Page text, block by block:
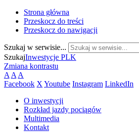
Strona główna
Przeskocz do treści
Przeskocz do nawigacji
Szukaj w serwisie...
SzukajInwestycje PLK
Zmiana kontrastu
A A A
Facebook X Youtube Instagram LinkedIn
O inwestycji
Rozkład jazdy pociągów
Multimedia
Kontakt